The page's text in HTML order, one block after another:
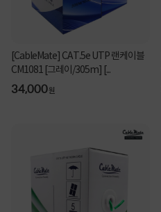
[CableMate] CAT.5e UTP 랜케이블
CM1081 [그레이/305m] [...
34,000원